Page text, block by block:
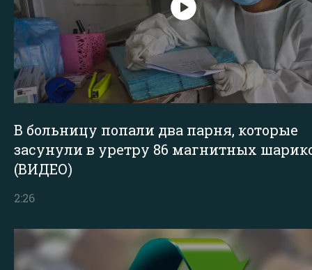
В больницу попали два парня, которые
засунули в уретру 86 магнитных
(ВИДЕО)
2:26